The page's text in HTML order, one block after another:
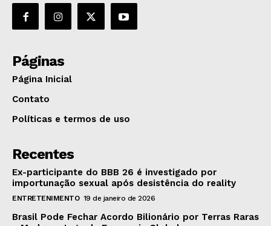
Páginas
Página Inicial
Contato
Políticas e termos de uso
Recentes
Ex-participante do BBB 26 é investigado por
importunação sexual após desistência do reality
ENTRETENIMENTO 19 de janeiro de 2026
Brasil Pode Fechar Acordo Bilionário por Terras Raras